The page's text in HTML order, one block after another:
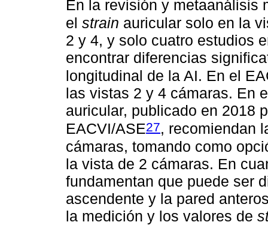
En la revisión y metaanálisis
el strain auricular solo en la
2 y 4, y solo cuatro estudios
encontrar diferencias
longitudinal de la AI. En el
las vistas 2 y 4 cámaras. En
auricular, publicado en 2018
EACVI/ASE27, recomiendan
cámaras, tomando como
la vista de 2 cámaras. En
fundamentan que puede ser
ascendente y la pared
la medición y los valores de